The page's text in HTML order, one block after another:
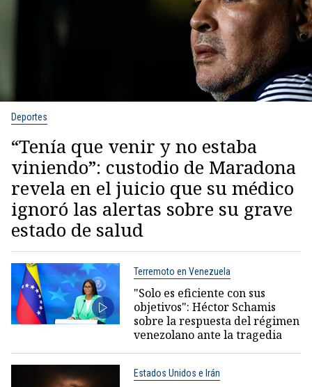
Deportes
“Tenía que venir y no estaba
viniendo”: custodio de Maradona
revela en el juicio que su médico
ignoró las alertas sobre su grave
estado de salud
Terremoto en Venezuela
"Solo es eficiente con sus
objetivos": Héctor Schamis
sobre la respuesta del régimen
venezolano ante la tragedia
Estados Unidos e Irán